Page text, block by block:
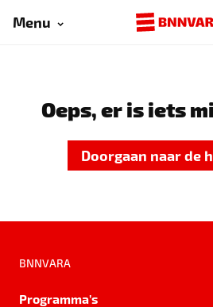
Menu
Oeps, er is iets
Doorgaan naar de
BNNVARA
Programma's